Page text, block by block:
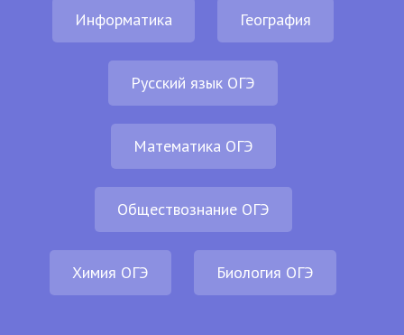
Информатика География
Русский язык ОГЭ
Математика ОГЭ
Обществознание ОГЭ
Химия ОГЭ Биология ОГЭ